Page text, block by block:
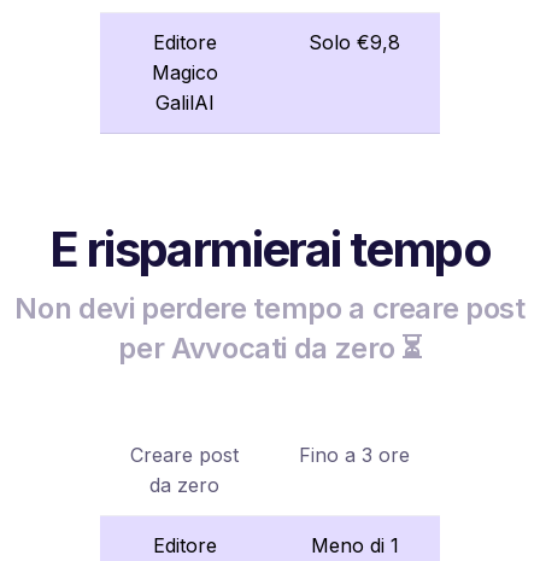
Editore
Magico
GalilAI
Solo €9,8
E risparmierai tempo
Non devi perdere tempo a creare post
per Avvocati da zero ⏳
Creare post
da zero
Fino a 3 ore
Editore
Meno di 1